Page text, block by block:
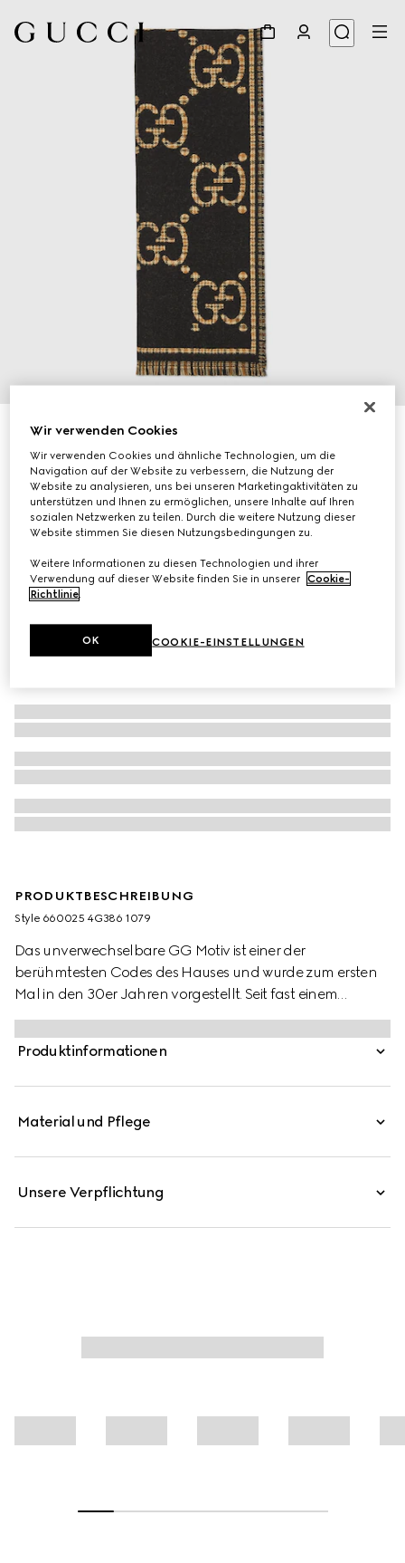
Schal aus karierter GG Wolle
€ 390
Variantenschwarz und beige
PRODUKTBESCHREIBUNG
Style ‎660025 4G386 1079
Das unverwechselbare GG Motiv ist einer der
berühmtesten Codes des Hauses und wurde zum ersten
Mal in den 30er Jahren vorgestellt. Seit fast einem
Jahrhundert dient es als Inspiration für neue
Ausdrucksformen. Auf diesem Wollschal zieht es in einer
extravaganten Variante alle Blicke auf sich.
Produktinformationen
Material und Pflege
Unsere Verpflichtung
Wir verwenden Cookies
Wir verwenden Cookies und ähnliche Technologien, um die
Navigation auf der Website zu verbessern, die Nutzung der
Website zu analysieren, uns bei unseren Marketingaktivitäten zu
unterstützen und Ihnen zu ermöglichen, unsere Inhalte auf Ihren
sozialen Netzwerken zu teilen. Durch die weitere Nutzung dieser
Website stimmen Sie diesen Nutzungsbedingungen zu.
Weitere Informationen zu diesen Technologien und ihrer
Verwendung auf dieser Website finden Sie in unserer Cookie-
Richtlinie
COOKIE-EINSTELLUNGEN
OK